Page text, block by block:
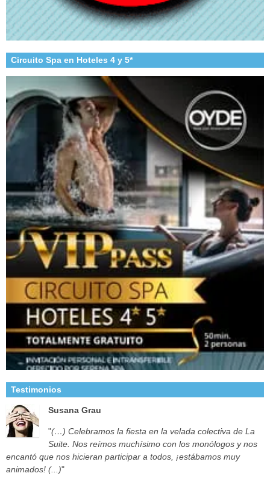
Circuito Spa en Hoteles 4 y 5*
Testimonios
Susana Grau
"(…) Celebramos la fiesta en la velada colectiva de La
Suite. Nos reímos muchísimo con los monólogos y nos
encantó que nos hicieran participar a todos, ¡estábamos muy
animados! (...)"